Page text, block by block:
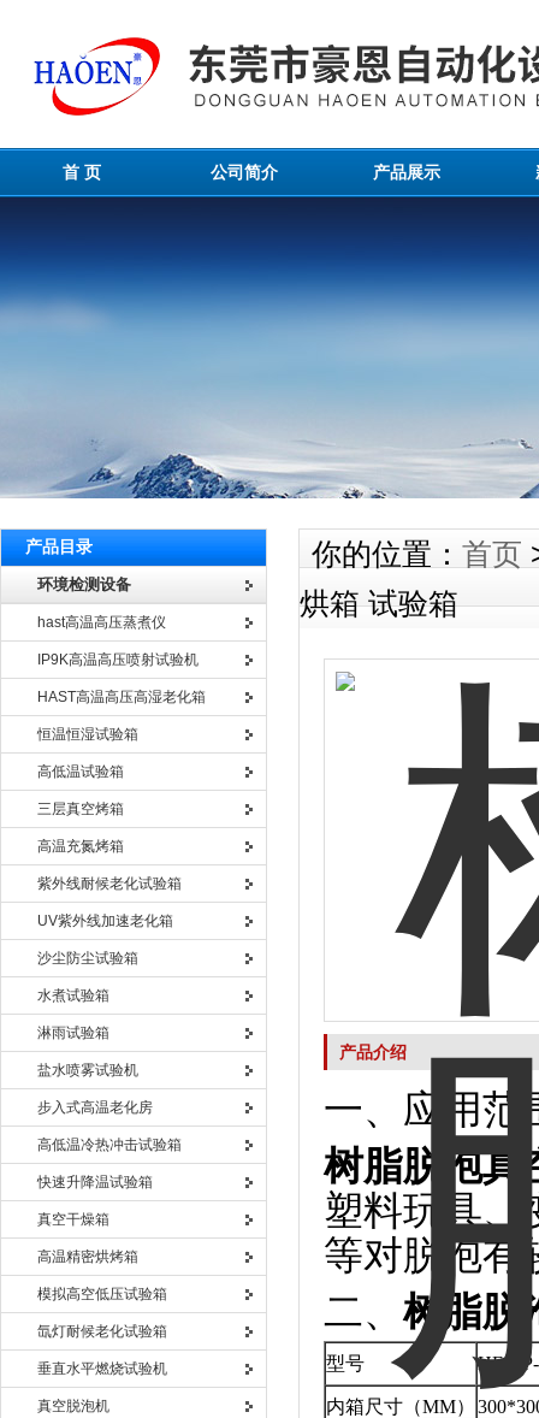
首 页 公司简介 产品展示
产品目录
环境检测设备
hast高温高压蒸煮仪
IP9K高温高压喷射试验机
HAST高温高压高湿老化箱
恒温恒湿试验箱
高低温试验箱
三层真空烤箱
高温充氮烤箱
紫外线耐候老化试验箱
UV紫外线加速老化箱
沙尘防尘试验箱
水煮试验箱
淋雨试验箱
盐水喷雾试验机
步入式高温老化房
高低温冷热冲击试验箱
快速升降温试验箱
真空干燥箱
高温精密烘烤箱
模拟高空低压试验箱
氙灯耐候老化试验箱
垂直水平燃烧试验机
真空脱泡机
你的位置： 首页
烘箱 试验箱
产品介绍
一、应用范
树脂脱泡真
塑料玩具、
等对脱泡有
二、树脂脱
型号 HE-
内箱尺寸（MM）